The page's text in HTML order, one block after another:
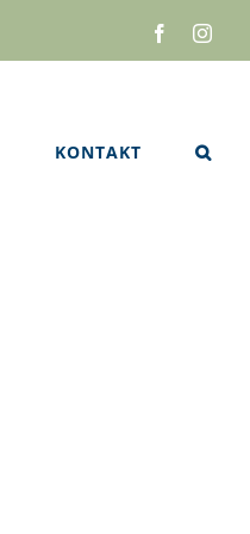
Facebook
KONTAKT